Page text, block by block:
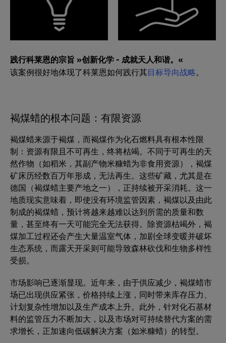
践行科莱恩的宗旨 »创新化学 - 成就天人和谐。«
该案例很好地体现了科莱恩如何践行其目标导向战略。
褐煤蜡的根本问题：有限资源
褐煤蜡来源于褐煤，而褐煤作为化石燃料具有根本性限
制：资源有限且不可再生，终将枯竭。不同于可再生的天
然作物（如稻米，其副产物米糠蜡为非食用资源），褐煤
矿床历经数百万年形成，无法再生。这些矿藏，尤其是在
德国（褐煤蜡主要产地之一），正持续被开采消耗。这一
地质现实意味着，即使没有环境监管因素，褐煤以及由此
制成的褐煤蜡，预计将越来越难以达到所需的质量和数
量，甚至终有一天可能完全无法获得。除资源枯竭外，褐
煤加工过程还会产生大量温室气体，加剧全球变暖并破坏
生态系统，而露天开采则可能导致森林砍伐和生物多样性
受损。
市场影响已逐渐显现。近年来，由于供应减少，褐煤蜡市
场已出现供应紧张，价格持续上涨，同时带来库存压力、
计划复杂性增加以及生产成本上升。此外，针对化石基材
料的监管压力不断加大，以及市场对可持续替代方案的需
求增长，正加速向低碳解决方案（如米糠蜡）的转型。